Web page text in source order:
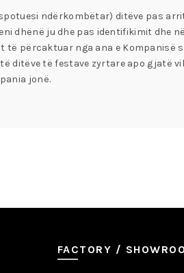
ndërkombëtar) ditëve pas
dhënë ju dhe pas identifikimit dhe
të përcaktuar nga ana e Kompanisë
ditëve të festave zyrtare apo gjatë
jonë.
FACTORY /